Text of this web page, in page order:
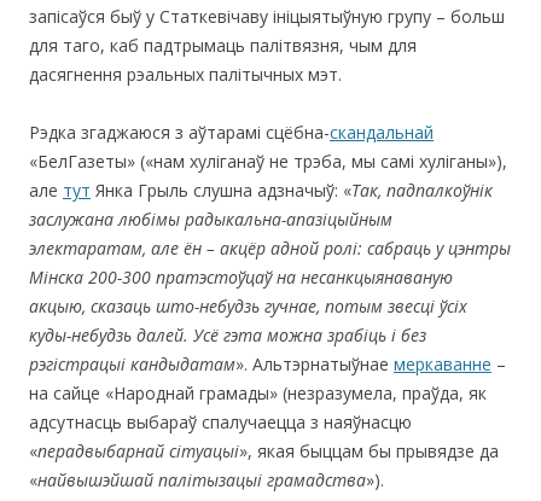
запісаўся быў у Статкевічаву ініцыятыўную групу – больш
для таго, каб падтрымаць палітвязня, чым для
дасягнення рэальных палітычных мэт.
Рэдка згаджаюся з аўтарамі сцёбна-скандальнай
«БелГазеты» («нам хуліганаў не трэба, мы самі хуліганы»),
але тут Янка Грыль слушна адзначыў: «Так, падпалкоўнік
заслужана любімы радыкальна-апазіцыйным
электаратам, але ён – акцёр адной ролі: сабраць у цэнтры
Мінска 200-300 пратэстоўцаў на несанкцыянаваную
акцыю, сказаць што-небудзь гучнае, потым звесці ўсіх
куды-небудзь далей. Усё гэта можна зрабіць і без
рэгістрацыі кандыдатам». Альтэрнатыўнае меркаванне –
на сайце «Народнай грамады» (незразумела, праўда, як
адсутнасць выбараў спалучаецца з наяўнасцю
«перадвыбарнай сітуацыі», якая быццам бы прывядзе да
«найвышэйшай палітызацыі грамадства»).